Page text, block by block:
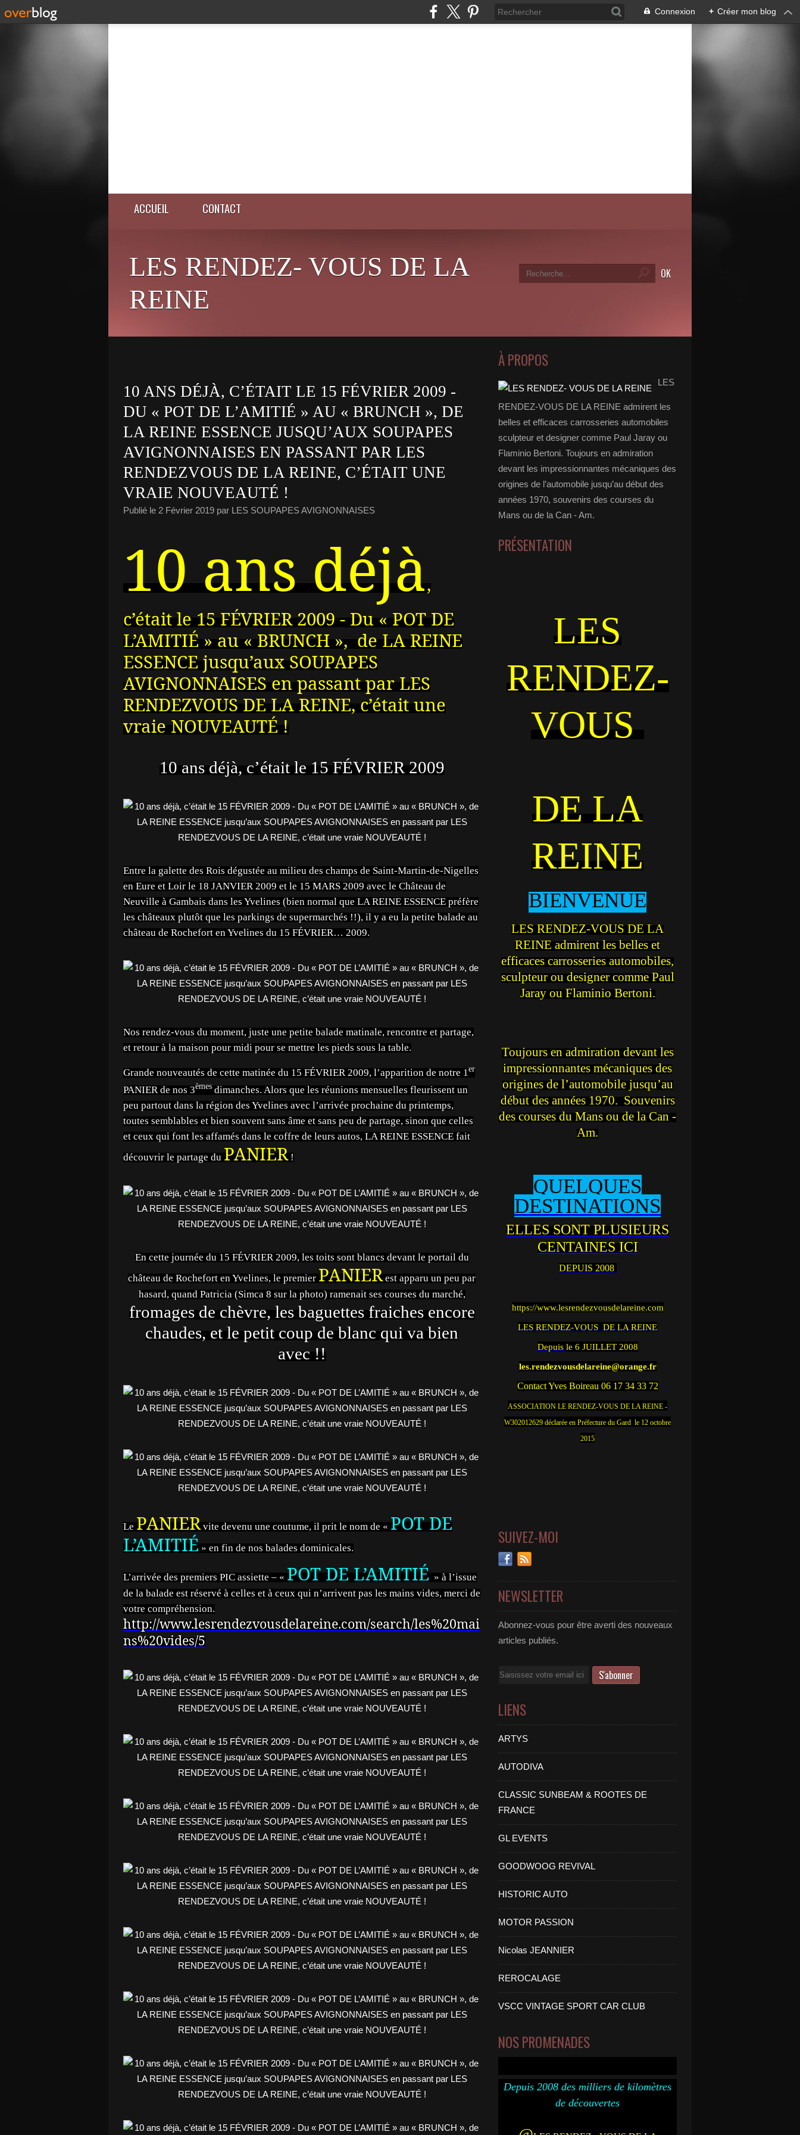
Connexion + Créer mon blog
ACCUEIL CONTACT
LES RENDEZ- VOUS DE LA
REINE
10 ANS DÉJÀ, C’ÉTAIT LE 15 FÉVRIER 2009 -
DU « POT DE L’AMITIÉ » AU « BRUNCH », DE
LA REINE ESSENCE JUSQU’AUX SOUPAPES
AVIGNONNAISES EN PASSANT PAR LES
RENDEZVOUS DE LA REINE, C’ÉTAIT UNE
VRAIE NOUVEAUTÉ !
Publié le 2 Février 2019 par LES SOUPAPES AVIGNONNAISES
10 ans déjà,
c’était le 15 FÉVRIER 2009 - Du « POT DE
L’AMITIÉ » au « BRUNCH », de LA REINE
ESSENCE jusqu’aux SOUPAPES
AVIGNONNAISES en passant par LES
RENDEZVOUS DE LA REINE, c’était une
vraie NOUVEAUTÉ !
10 ans déjà, c’était le 15 FÉVRIER 2009
Entre la galette des Rois dégustée au milieu des champs de Saint-Martin-de-Nigelles
en Eure et Loir le 18 JANVIER 2009 et le 15 MARS 2009 avec le Château de
Neuville à Gambais dans les Yvelines (bien normal que LA REINE ESSENCE préfère
les châteaux plutôt que les parkings de supermarchés !!), il y a eu la petite balade au
château de Rochefort en Yvelines du 15 FÉVRIER… 2009.
Nos rendez-vous du moment, juste une petite balade matinale, rencontre et partage,
et retour à la maison pour midi pour se mettre les pieds sous la table.
Grande nouveautés de cette matinée du 15 FÉVRIER 2009, l’apparition de notre 1er
PANIER de nos 3èmes dimanches. Alors que les réunions mensuelles fleurissent un
peu partout dans la région des Yvelines avec l’arrivée prochaine du printemps,
toutes semblables et bien souvent sans âme et sans peu de partage, sinon que celles
et ceux qui font les affamés dans le coffre de leurs autos, LA REINE ESSENCE fait
découvrir le partage du PANIER!
En cette journée du 15 FÉVRIER 2009, les toits sont blancs devant le portail du
château de Rochefort en Yvelines, le premier PANIERest apparu un peu par
hasard, quand Patricia (Simca 8 sur la photo) ramenait ses courses du marché,
fromages de chèvre, les baguettes fraiches encore
chaudes, et le petit coup de blanc qui va bien
avec !!
Le PANIERvite devenu une coutume, il prit le nom de « POT DE
L’AMITIÉ » en fin de nos balades dominicales.
L’arrivée des premiers PIC assiette – « POT DE L’AMITIÉ » à l’issue
de la balade est réservé à celles et à ceux qui n’arrivent pas les mains vides, merci de
votre compréhension.
http://www.lesrendezvousdelareine.com/search/les%20mai
ns%20vides/5
À PROPOS
LES
RENDEZ-VOUS DE LA REINE admirent les
belles et efficaces carrosseries automobiles
sculpteur et designer comme Paul Jaray ou
Flaminio Bertoni. Toujours en admiration
devant les impressionnantes mécaniques des
origines de l’automobile jusqu’au début des
années 1970, souvenirs des courses du
Mans ou de la Can - Am.
PRÉSENTATION
LES
RENDEZ-
VOUS
DE LA
REINE
BIENVENUE
LES RENDEZ-VOUS DE LA
REINE admirent les belles et
efficaces carrosseries automobiles,
sculpteur ou designer comme Paul
Jaray ou Flaminio Bertoni.
Toujours en admiration devant les
impressionnantes mécaniques des
origines de l’automobile jusqu’au
début des années 1970. Souvenirs
des courses du Mans ou de la Can -
Am.
QUELQUES
DESTINATIONS
ELLES SONT PLUSIEURS
CENTAINES ICI
DEPUIS 2008
https://www.lesrendezvousdelareine.com
LES RENDEZ-VOUS DE LA REINE
Depuis le 6 JUILLET 2008
les.rendezvousdelareine@orange.fr
Contact Yves Boireau 06 17 34 33 72
ASSOCIATION LE RENDEZ-VOUS DE LA REINE -
W302012629 déclarée en Préfecture du Gard le 12 octobre
2015
SUIVEZ-MOI
NEWSLETTER
Abonnez-vous pour être averti des nouveaux
articles publiés.
Email
LIENS
ARTYS
AUTODIVA
CLASSIC SUNBEAM & ROOTES DE
FRANCE
GL EVENTS
GOODWOOG REVIVAL
HISTORIC AUTO
MOTOR PASSION
Nicolas JEANNIER
REROCALAGE
VSCC VINTAGE SPORT CAR CLUB
NOS PROMENADES
Depuis 2008 des milliers de kilomètres
de découvertes